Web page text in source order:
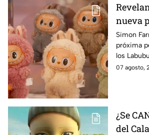
nueva
y
Simon
próxima
los
tratará la
07 agosto,
¿Se
del